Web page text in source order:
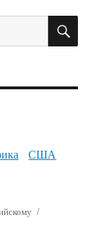
США